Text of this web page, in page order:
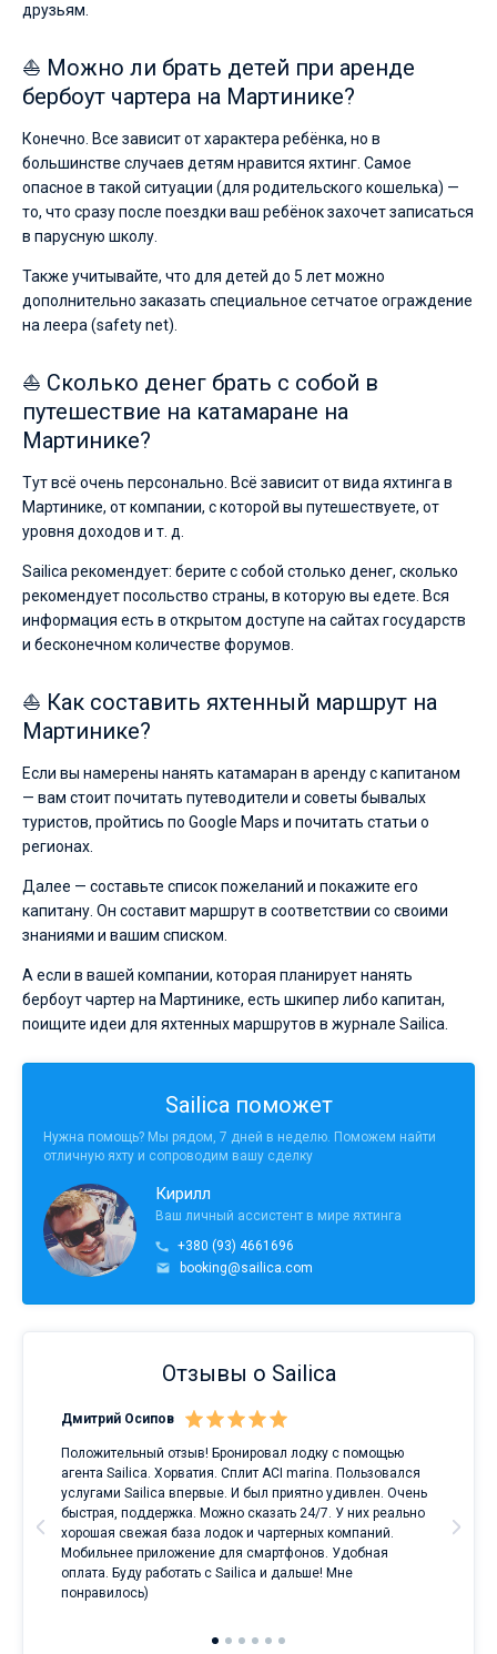
друзьям.
⛵ Можно ли брать детей при аренде
бербоут чартера на Мартинике?
Конечно. Все зависит от характера ребёнка, но в
большинстве случаев детям нравится яхтинг. Самое
опасное в такой ситуации (для родительского кошелька) —
то, что сразу после поездки ваш ребёнок захочет записаться
в парусную школу.
Также учитывайте, что для детей до 5 лет можно
дополнительно заказать специальное сетчатое ограждение
на леера (safety net).
⛵ Сколько денег брать с собой в
путешествие на катамаране на
Мартинике?
Тут всё очень персонально. Всё зависит от вида яхтинга в
Мартинике, от компании, с которой вы путешествуете, от
уровня доходов и т. д.
Sailica рекомендует: берите с собой столько денег, сколько
рекомендует посольство страны, в которую вы едете. Вся
информация есть в открытом доступе на сайтах государств
и бесконечном количестве форумов.
⛵ Как составить яхтенный маршрут на
Мартинике?
Если вы намерены нанять катамаран в аренду с капитаном
— вам стоит почитать путеводители и советы бывалых
туристов, пройтись по Google Maps и почитать статьи о
регионах.
Далее — составьте список пожеланий и покажите его
капитану. Он составит маршрут в соответствии со своими
знаниями и вашим списком.
А если в вашей компании, которая планирует нанять
бербоут чартер на Мартинике, есть шкипер либо капитан,
поищите идеи для яхтенных маршрутов в журнале Sailica.
Sailica поможет
Нужна помощь? Мы рядом, 7 дней в неделю. Поможем найти
отличную яхту и сопроводим вашу сделку
Кирилл
Ваш личный ассистент в мире яхтинга
+380 (93) 4661696
booking@sailica.com
Отзывы о Sailica
Дмитрий Осипов
Положительный отзыв! Бронировал лодку с помощью
агента Sailica. Хорватия. Сплит ACI marina. Пользовался
услугами Sailica впервые. И был приятно удивлен. Очень
быстрая, поддержка. Можно сказать 24/7. У них реально
хорошая свежая база лодок и чартерных компаний.
Мобильнее приложение для смартфонов. Удобная
оплата. Буду работать с Sailica и дальше! Мне
понравилось)